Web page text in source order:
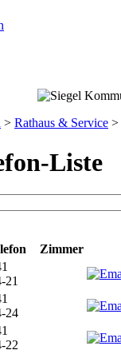
> Rathaus & Service >
Liste
Zimmer
21
24
22